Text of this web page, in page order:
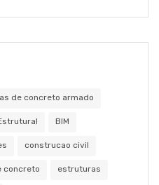
de concreto armado
BIM
construcao civil
concreto estruturas